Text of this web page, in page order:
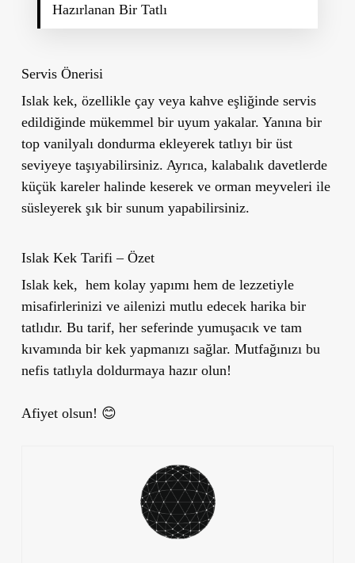
Hazırlanan Bir Tatlı
Servis Önerisi
Islak kek, özellikle çay veya kahve eşliğinde servis
edildiğinde mükemmel bir uyum yakalar. Yanına bir
top vanilyalı dondurma ekleyerek tatlıyı bir üst
seviyeye taşıyabilirsiniz. Ayrıca, kalabalık davetlerde
küçük kareler halinde keserek ve orman meyveleri ile
süsleyerek şık bir sunum yapabilirsiniz.
Islak Kek Tarifi – Özet
Islak kek, hem kolay yapımı hem de lezzetiyle
misafirlerinizi ve ailenizi mutlu edecek harika bir
tatlıdır. Bu tarif, her seferinde yumuşacık ve tam
kıvamında bir kek yapmanızı sağlar. Mutfağınızı bu
nefis tatlıyla doldurmaya hazır olun!
Afiyet olsun! 😊